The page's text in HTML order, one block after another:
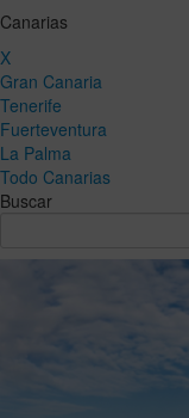
Canarias
X
Gran Canaria
Tenerife
Fuerteventura
La Palma
Todo Canarias
Buscar